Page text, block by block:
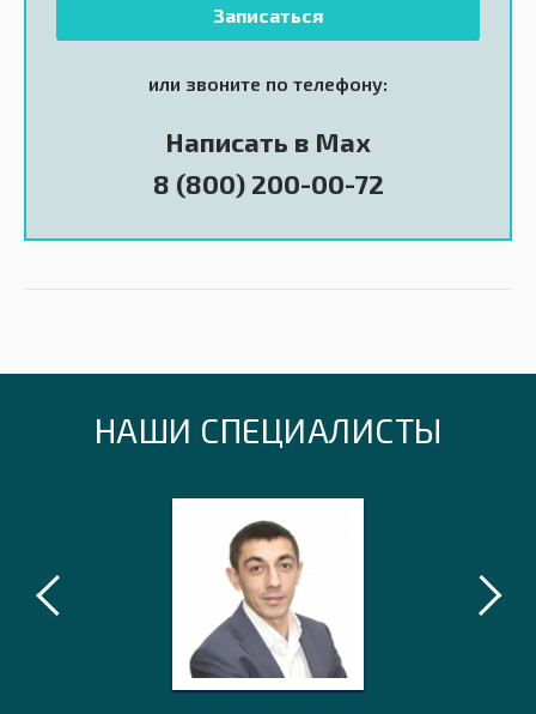
Записаться
или звоните по телефону:
Написать в Max
8 (800) 200-00-72
НАШИ СПЕЦИАЛИСТЫ